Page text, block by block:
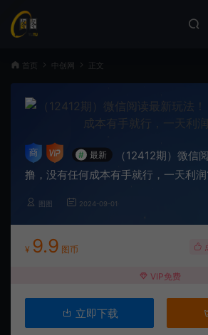
首页 中创网 正文
# 最新
（12412期）微信
撸，没有任何成本有手就行，一天利
图图 2024-09-01
¥ 9.9 图币
VIP免费
立即下载